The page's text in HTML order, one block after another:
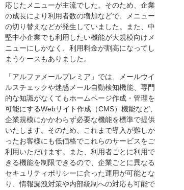
応じたメニューが主流でした。そのため、企業
の成長により利用者数の増加などで、メニュー
の切り替えなどが発生していました。また、中
堅中小企業でも利用したい機能が大規模向けメ
ニューにしかなく、利用料金が割高になってし
まうケースもありました。
「アルファメールプレミア」では、メールウイ
ルスチェックや迷惑メール自動検知機能、専門
的な知識がなくてもホームページ作成・管理を
可能にするWebサイト作成（CMS）機能など、
企業規模にかかわらず必要な機能を標準で提供
いたします。そのため、これまで導入が難しか
ったお客様にも低価格でこれらのサービスをご
利用いただけます。また、利用者ごとに利用で
きる機能を制限できるので、企業ごとに異なる
セキュリティポリシーに合った運用が可能とな
り、情報漏洩対策や内部統制への対応も可能で